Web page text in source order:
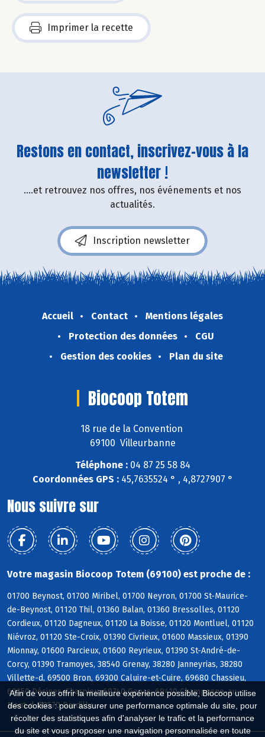
Afin de vous offrir la meilleure expérience possible, Biocoop utilise
des cookies : pour assurer une performance optimale du site, pour
récolter des statistiques afin d'analyser le trafic et la performance
du site et vous proposer une navigation personnalisée en toute
Imprimer la recette
Restons en contact, inscrivez-vous à la
newsletter !
....et retrouvez nos offres, nos événements et nos
actualités.
Inscription newsletter
Accueil Contact
Mentions légales
Protection des données
CGU
Gestion des cookies
Plan du site
Biocoop Totem
18 rue de la Convention
69100 Villeurbanne
Téléphone :04 87 25 58 84
Coordonnées GPS :45,7635524 ° , 4,8727907 °
Nous suivre sur
Votre magasin Biocoop Totem (69100) est proche de :
01700 Beynost, 01700 Miribel, 01700 Neyron, 01700 St-Maurice-
de-Beynost, 01120 Thil, 01360 Balan, 01360 Bressolles, 01120
Cordieux, 01120 Dagneux, 01120 La Boisse, 01120 Montluel, 01120
Niévroz, 01120 Ste-Croix, 01390 Civrieux, 01600 Massieux, 01390
Mionnay, 01600 Parcieux, 01600 Reyrieux, 01390 St-André-de-
Corcy, 01390 Tramoyes, 38540 Grenay, 38280 Janneyrias, 38280
Villette-d, 69500 Bron, 69300 Caluire-et-Cuire, 69680 Chassieu,
69150 Décines-Charpieu, 69740 Genas, 69410 Champagne-au-
Mont-d, 69570 Dardilly